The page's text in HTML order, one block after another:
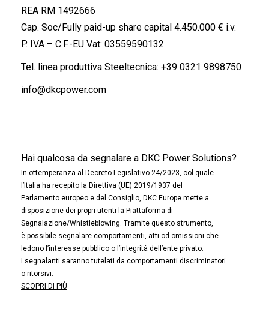
REA RM 1492666
Cap. Soc/Fully paid-up share capital 4.450.000 € i.v.
P. IVA – C.F.-EU Vat: 03559590132
Tel. linea produttiva Steeltecnica: +39 0321 9898750
info@dkcpower.com
Hai qualcosa da segnalare a DKC Power Solutions?
In ottemperanza al Decreto Legislativo 24/2023, col quale
l’Italia ha recepito la Direttiva (UE) 2019/1937 del
Parlamento europeo e del Consiglio, DKC Europe mette a
disposizione dei propri utenti la Piattaforma di
Segnalazione/Whistleblowing. Tramite questo strumento,
è possibile segnalare comportamenti, atti od omissioni che
ledono l’interesse pubblico o l’integrità dell’ente privato.
I segnalanti saranno tutelati da comportamenti discriminatori
o ritorsivi.
SCOPRI DI PIÙ